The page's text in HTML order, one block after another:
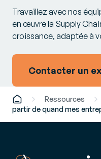
Travaillez avec nos
en œuvre la Supply
croissance, adaptée à
Contacter un
Ressources
partir de quand mes